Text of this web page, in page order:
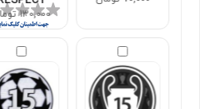
130,000 تومان
اطلاعات